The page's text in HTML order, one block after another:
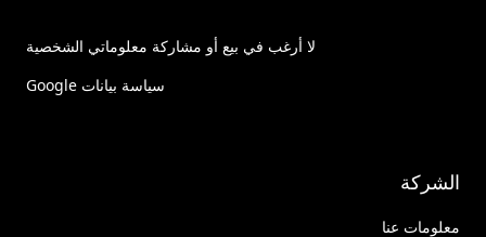
لا أرغب في بيع أو مشاركة معلوماتي الشخصية
سياسة بيانات Google
الشركة
معلومات عنا